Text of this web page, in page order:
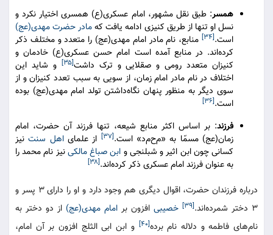
همسر:‌ طبق نقل مشهور، امام عسکری(ع) همسری اختیار نکرد و
نسل او تنها از طریق کنیزی ادامه یافت کهمادر حضرت مهدی(عج)
است.[۳۴]
منابع، نام مادر امام مهدی(عج) را متعدد و مختلف ذکر
کرده‌اند. در منابع آمده است امام حسن عسکری(ع) خادمان و
کنیزان متعدد رومی و صقلایی و ترک داشت[۳۵]
و شاید این
اختلاف در نام مادر امام زمان، از سویی به سبب تعدد کنیزان و از
سوی دیگر به منظور پنهان نگاه‌داشتن تولد امام مهدی(عج) بوده
است.[۳۶]
فرزند: بر اساس اکثر منابع شیعه، تنها فرزند آن حضرت، امام
زمان(عج) مسمّا به «م‌ح‌م‌د» است.[۳۷] از علمایاهل سنتنیز
کسانی چون ابن اثیر و شبلنجی و ابن صباغ مالکینیز نام محمد را
به عنوان فرزند امام عسکری ذکر کرده‌اند.[۳۸]
درباره فرزندان حضرت، اقوال دیگری هم وجود دارد و او را دارای ۳ پسر و
۳ دختر شمرده‌اند.
[۳۹] خصیبی افزون بر امام مهدی(عج) از دو دختر به
نام‌های فاطمه و دلاله نام برده[۴۰]
و ابن ابی الثلج افزون بر آن امام،